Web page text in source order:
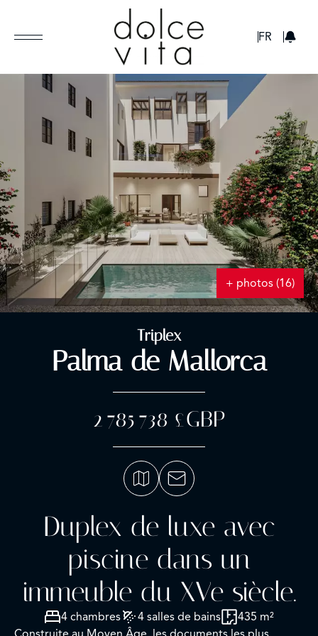
FR
+ photos (16)
Triplex
Palma de Mallorca
2 785 738 £GBP
Duplex de luxe avec
piscine dans un
immeuble du XVe siècle.
4 chambres 4 salles de bains
435 m²